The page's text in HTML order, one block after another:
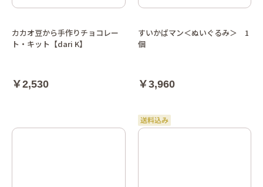
カカオ豆から手作りチョコレー
ト・キット【dari K】
￥2,530
すいかばマン＜ぬいぐるみ＞ 1
個
￥3,960